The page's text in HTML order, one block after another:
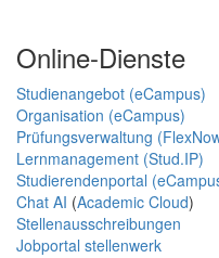
Online-Dienste
Studienangebot (eCampus)
Organisation (eCampus)
Prüfungsverwaltung
Lernmanagement (Stud.IP)
Studierendenportal
Chat AI (Academic Cloud)
Stellenausschreibungen
Jobportal stellenwerk